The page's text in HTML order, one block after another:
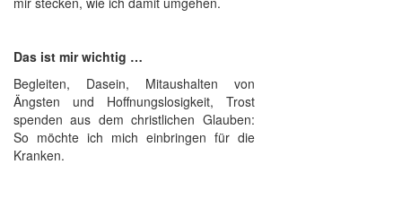
Das ist mir wichtig …
Begleiten, Dasein, Mitaushalten von
Ängsten und Hoffnungslosigkeit, Trost
spenden aus dem christlichen Glauben:
So möchte ich mich einbringen für die
Kranken.